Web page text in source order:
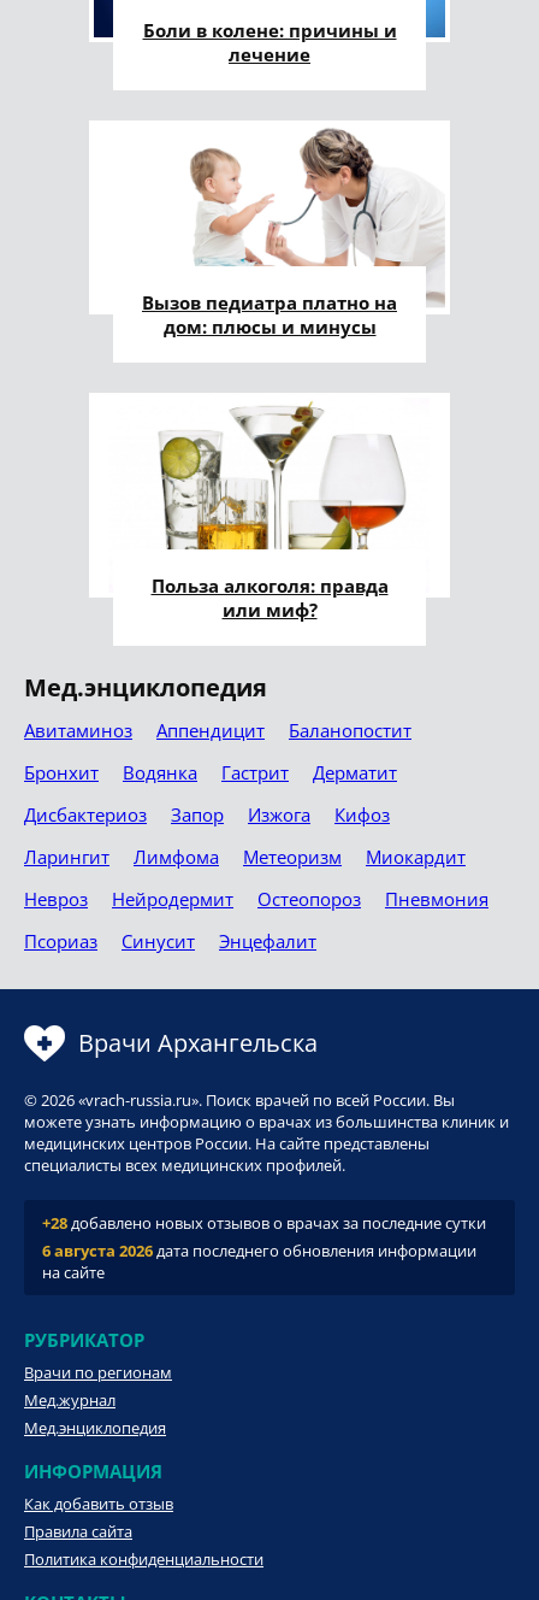
Боли в колене: причины и
лечение
Вызов педиатра платно на
дом: плюсы и минусы
Польза алкоголя: правда
или миф?
Мед.энциклопедия
Авитаминоз Аппендицит
Баланопостит
Бронхит
Водянка Гастрит
Дерматит
Дисбактериоз
Запор Изжога
Кифоз
Ларингит
Лимфома Метеоризм
Миокардит
Невроз
Нейродермит Остеопороз
Пневмония
Псориаз
Синусит Энцефалит
Врачи Архангельска
© 2026 «vrach-russia.ru». Поиск врачей по всей России. Вы
можете узнать информацию о врачах из большинства клиник и
медицинских центров России. На сайте представлены
специалисты всех медицинских профилей.
+28добавлено новых отзывов о врачах за последние сутки
6 августа 2026дата последнего обновления информации
на сайте
РУБРИКАТОР
Врачи по регионам
Мед.журнал
Мед.энциклопедия
ИНФОРМАЦИЯ
Как добавить отзыв
Правила сайта
Политика конфиденциальности